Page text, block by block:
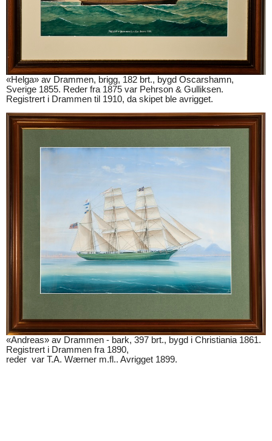
«Helga» av Drammen, brigg, 182 brt., bygd Oscarshamn,
Sverige 1855. Reder fra 1875 var Pehrson & Gulliksen.
Registrert i Drammen til 1910, da skipet ble avrigget.
«Andreas» av Drammen - bark, 397 brt., bygd i Christiania 1861.
Registrert i Drammen fra 1890,
reder var T.A. Wærner m.fl.. Avrigget 1899.